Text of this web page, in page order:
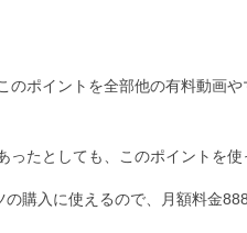
のポイントを全部他の有料動画
たとしても、このポイントを使
購入に使えるので、月額料金